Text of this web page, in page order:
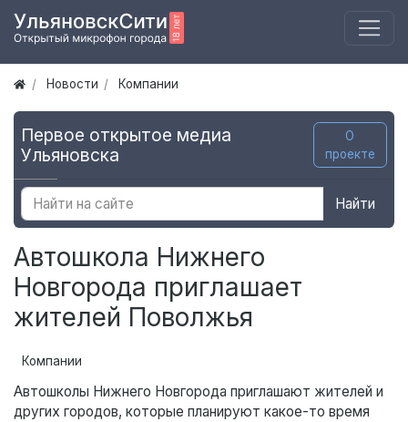
Новости Компании
Первое открытое медиа
Ульяновска
О
проекте
Найти
Автошкола Нижнего
Новгорода приглашает
жителей Поволжья
Компании
Автошколы Нижнего Новгорода приглашают жителей и
других городов, которые планируют какое-то время